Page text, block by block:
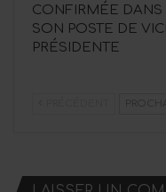
CONFIRMÉE DANS
SON POSTE DE
PRÉSIDENTE